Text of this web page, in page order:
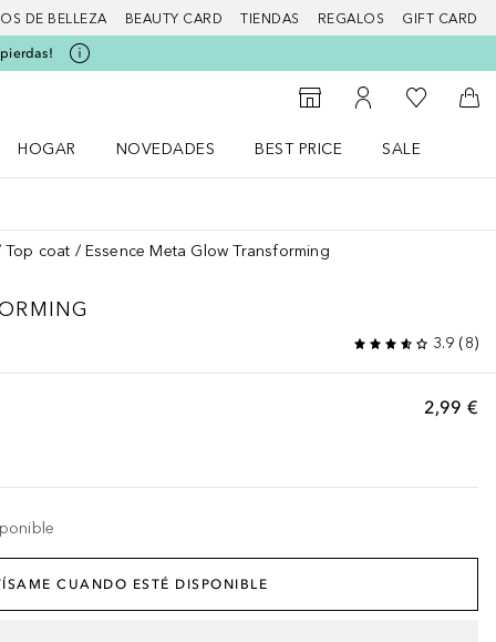
DE BELLEZA BEAUTY CARD TIENDAS REGALOS GIFT CARD
Al Storefinder
Mi cuenta
Mi lista de
A
HOGAR
NOVEDADES
BEST PRICE
SALE
Top coat Essence Meta Glow Transforming
3.9 (8)
2,99 €
CUANDO ESTÉ DISPONIBLE